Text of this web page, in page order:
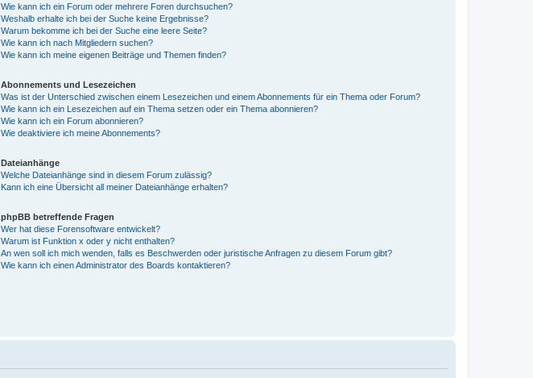
Wie kann ich ein Forum oder mehrere Foren durchsuchen?
Weshalb erhalte ich bei der Suche keine Ergebnisse?
Warum bekomme ich bei der Suche eine leere Seite?
Wie kann ich nach Mitgliedern suchen?
Wie kann ich meine eigenen Beiträge und Themen finden?
Abonnements und Lesezeichen
Was ist der Unterschied zwischen einem Lesezeichen und einem Abonnements für ein Thema oder Forum?
Wie kann ich ein Lesezeichen auf ein Thema setzen oder ein Thema abonnieren?
Wie kann ich ein Forum abonnieren?
Wie deaktiviere ich meine Abonnements?
Dateianhänge
Welche Dateianhänge sind in diesem Forum zulässig?
Kann ich eine Übersicht all meiner Dateianhänge erhalten?
phpBB betreffende Fragen
Wer hat diese Forensoftware entwickelt?
Warum ist Funktion x oder y nicht enthalten?
An wen soll ich mich wenden, falls es Beschwerden oder juristische Anfragen zu diesem Forum gibt?
Wie kann ich einen Administrator des Boards kontaktieren?